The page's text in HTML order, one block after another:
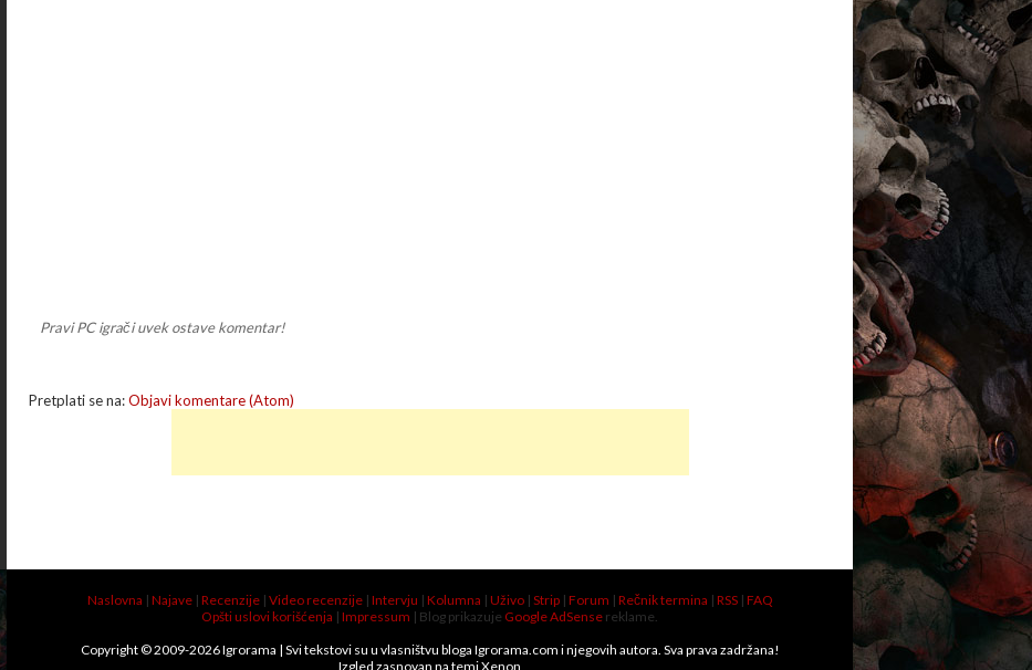
Pravi PC igrači uvek ostave komentar!
Pretplati se na:Objavi komentare (Atom)
Naslovna | Najave| Recenzije| Video recenzije| Intervju | Kolumna | Uživo| Strip| Forum | Rečnik termina | RSS| FAQ
Opšti uslovi korišćenja | Impressum | Blog prikazuje Google AdSense reklame.
Copyright © 2009-2026Igrorama | Svi tekstovi su u vlasništvu bloga Igrorama.com i njegovih autora. Sva prava zadržana!
Izgled zasnovan na temiXenon